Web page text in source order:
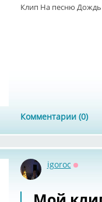
Клип На песню Дождь
Комментарии (0)
igoroc